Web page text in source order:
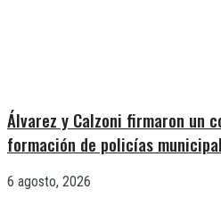
Álvarez y Calzoni firmaron un
formación de policías
6 agosto, 2026